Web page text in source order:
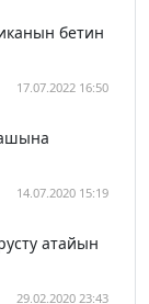
бетин
17.07.2022 16:50
14.07.2020 15:19
атайын
29.02.2020 23:43